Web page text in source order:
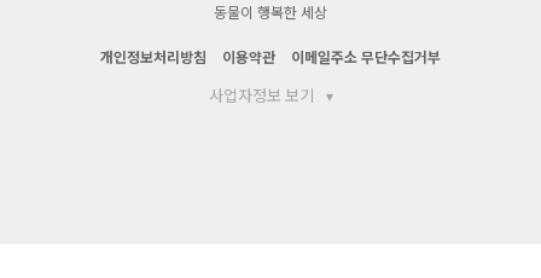
동물이 행복한 세상
개인정보처리방침 이용약관 이메일주소 무단수집거부
사업자정보 보기 ▾